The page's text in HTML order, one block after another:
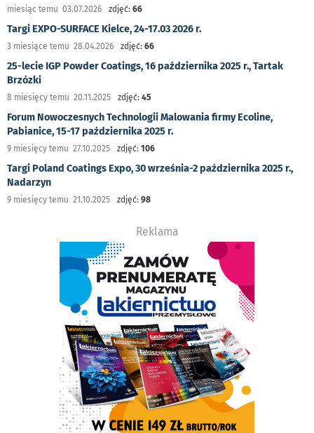
miesiąc temu 03.07.2026 zdjęć: 66
Targi EXPO-SURFACE Kielce, 24-17.03 2026 r.
3 miesiące temu 28.04.2026 zdjęć: 66
25-lecie IGP Powder Coatings, 16 października 2025 r., Tartak
Brzózki
8 miesięcy temu 20.11.2025 zdjęć: 45
Forum Nowoczesnych Technologii Malowania firmy Ecoline,
Pabianice, 15-17 października 2025 r.
9 miesięcy temu 27.10.2025 zdjęć: 106
Targi Poland Coatings Expo, 30 września-2 października 2025 r.,
Nadarzyn
9 miesięcy temu 21.10.2025 zdjęć: 98
Reklama